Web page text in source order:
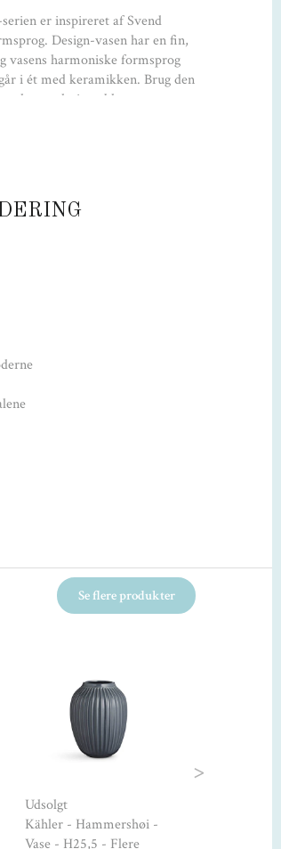
er inspireret af Svend
Design-vasen har en fin,
vasens harmoniske formsprog
i ét med keramikken. Brug den
elegant designtableau.
Se flere produkter
Udsolgt
Kähler - Hammershøi -
Vase - H25,5 - Flere